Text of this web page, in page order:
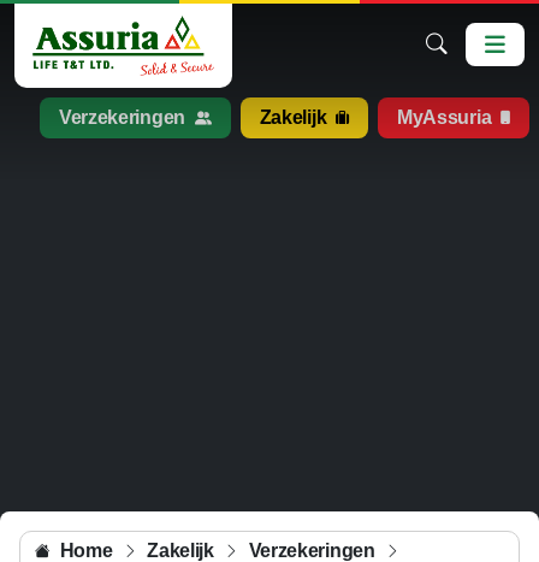
Verzekeringen Zakelijk MyAssuria
Home Zakelijk
Verzekeringen